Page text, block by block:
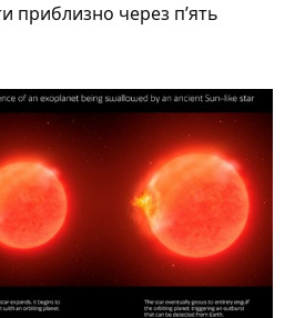
приблизно через п’ять